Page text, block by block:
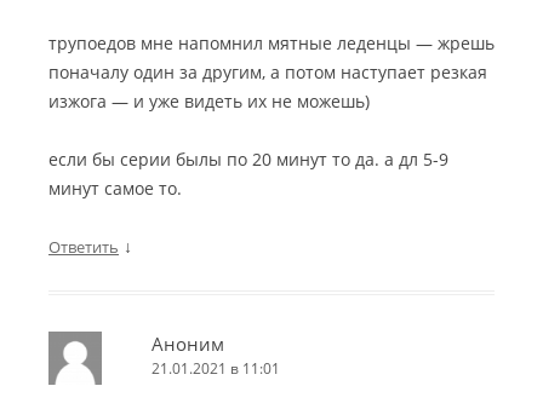
трупоедов мне напомнил мятные леденцы — жрешь
поначалу один за другим, а потом наступает резкая
изжога — и уже видеть их не можешь)
если бы серии былы по 20 минут то да. а дл 5-9
минут самое то.
Ответить ↓
Аноним
21.01.2021 в 11:01